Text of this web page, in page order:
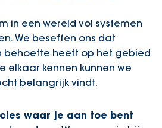
in een wereld vol systemen
We beseffen ons dat
behoefte heeft op het gebied
elkaar kennen kunnen we
belangrijk vindt.
waar je aan toe bent